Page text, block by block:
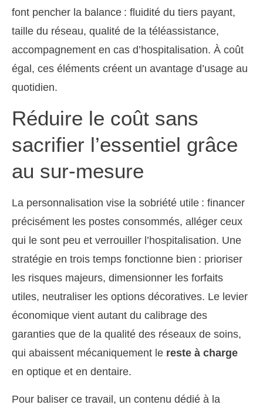
font pencher la balance : fluidité du tiers payant,
taille du réseau, qualité de la téléassistance,
accompagnement en cas d’hospitalisation. À coût
égal, ces éléments créent un avantage d’usage au
quotidien.
Réduire le coût sans
sacrifier l’essentiel grâce
au sur-mesure
La personnalisation vise la sobriété utile : financer
précisément les postes consommés, alléger ceux
qui le sont peu et verrouiller l’hospitalisation. Une
stratégie en trois temps fonctionne bien : prioriser
les risques majeurs, dimensionner les forfaits
utiles, neutraliser les options décoratives. Le levier
économique vient autant du calibrage des
garanties que de la qualité des réseaux de soins,
qui abaissent mécaniquement le reste à charge
en optique et en dentaire.
Pour baliser ce travail, un contenu dédié à la